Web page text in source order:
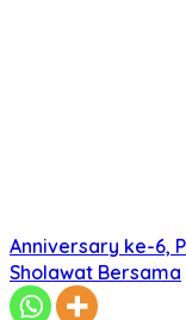
Anniversary ke-6,
Sholawat Bersama